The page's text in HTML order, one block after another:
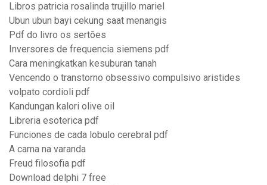
Libros patricia rosalinda trujillo mariel
Ubun ubun bayi cekung saat menangis
Pdf do livro os sertões
Inversores de frequencia siemens pdf
Cara meningkatkan kesuburan tanah
Vencendo o transtorno obsessivo compulsivo aristides
volpato cordioli pdf
Kandungan kalori olive oil
Libreria esoterica pdf
Funciones de cada lobulo cerebral pdf
A cama na varanda
Freud filosofia pdf
Download delphi 7 free